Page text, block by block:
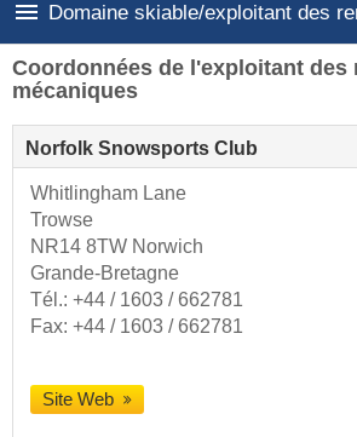
Domaine skiable/exploitant des
Coordonnées de l'exploitant des
mécaniques
Norfolk Snowsports Club
Whitlingham Lane
Trowse
NR14 8TW Norwich
Grande-Bretagne
Tél.: +44 / 1603 / 662781
Fax: +44 / 1603 / 662781
Site Web